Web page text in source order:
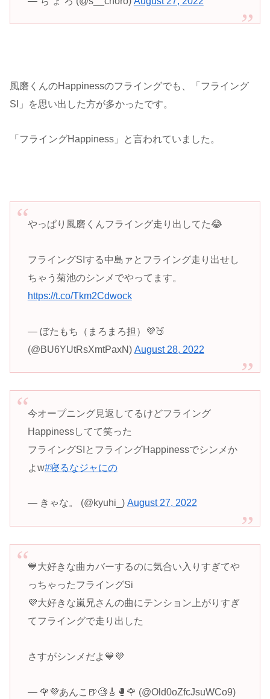
風磨くんのHappinessのフライングでも、「フライング
SI」を思い出した方が多かったです。
「フライングHappiness」と言われていました。
やっぱり風磨くんフライング走り出してた😂
フライングSIする中島ァとフライング走り出せし
ちゃう菊池のシンメでやってます。
https://t.co/Tkm2Cdwock
— ぼたもち（まろまろ担）💜🍑
(@BU6YUtRsXmtPaxN) August 28, 2022
今オープニング見返してるけどフライング
Happinessしてて笑った
フライングSIとフライングHappinessでシンメか
よw#寝るなジャにの
— きゃな。 (@kyuhi_) August 27, 2022
💙大好きな曲カバーするのに気合い入りすぎてや
っちゃったフライングSi
💜大好きな嵐兄さんの曲にテンション上がりすぎ
てフライングで走り出した
さすがシンメだよ💙💜
— 🌹💜あんこ🍺🧐🎸🥊🌹 (@Old0oZfcJsuWCo9)